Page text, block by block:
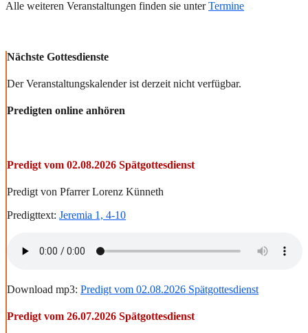
Alle weiteren Veranstaltungen finden sie unterTermine
Nächste Gottesdienste
Der Veranstaltungskalender ist derzeit nicht verfügbar.
Predigten online anhören
Predigt vom 02.08.2026 Spätgottesdienst
Predigt von Pfarrer Lorenz Künneth
Predigttext: Jeremia 1, 4-10
Download mp3: Predigt vom 02.08.2026 Spätgottesdienst
Predigt vom 26.07.2026 Spätgottesdienst